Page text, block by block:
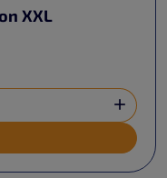
XXL

au panier